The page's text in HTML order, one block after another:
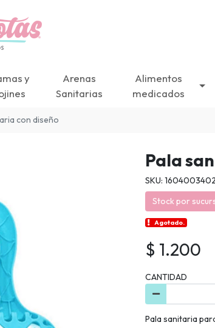
y
Arenas
Sanitarias
Alimentos
medicados
con diseño
Pala
SKU:
Stock por
Agotado.
$ 1.200
CANTIDAD
Pala sanitaria